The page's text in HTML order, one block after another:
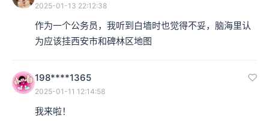
2025-01-13 22:12:38
作为一个公务员，我听到白墙时也觉得不妥，脑海里认
为应该挂西安市和碑林区地图
198****1365
2025-01-11 12:14:58
我来啦！